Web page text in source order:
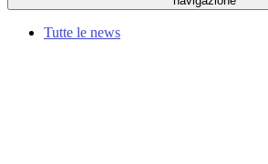
Tutte le news